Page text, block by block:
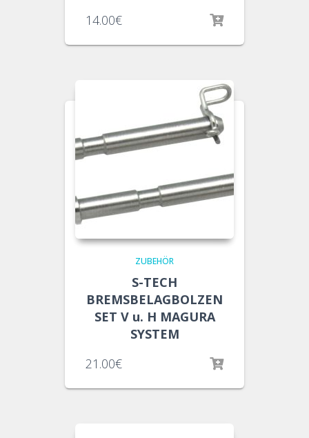
14.00€
ZUBEHÖR
S-TECH
BREMSBELAGBOLZEN
SET V u. H MAGURA
SYSTEM
21.00€